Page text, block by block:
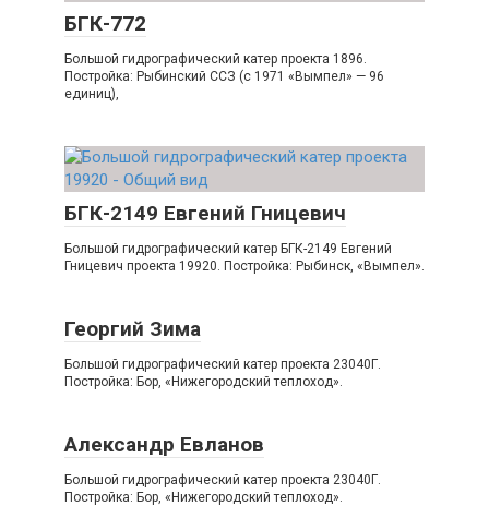
БГК-772
Большой гидрографический катер проекта 1896.
Постройка: Рыбинский ССЗ (с 1971 «Вымпел» — 96
единиц),
БГК-2149 Евгений Гницевич
Большой гидрографический катер БГК-2149 Евгений
Гницевич проекта 19920. Постройка: Рыбинск, «Вымпел».
Георгий Зима
Большой гидрографический катер проекта 23040Г.
Постройка: Бор, «Нижегородский теплоход».
Александр Евланов
Большой гидрографический катер проекта 23040Г.
Постройка: Бор, «Нижегородский теплоход».